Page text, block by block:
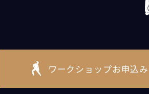
ワークショップお申込み